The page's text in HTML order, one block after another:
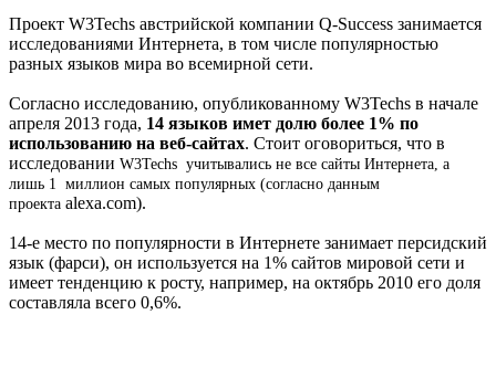
Проект W3Techs австрийской компании Q-Success занимается
исследованиями Интернета, в том числе популярностью
разных языков мира во всемирной сети.
Согласно исследованию, опубликованному W3Techs в начале
апреля 2013 года, 14 языков имет долю более 1% по
использованию на веб-сайтах. Стоит оговориться, что в
исследовании W3Techs учитывались не все сайты Интернета, а
лишь 1 миллион самых популярных (согласно данным
проекта alexa.com).
14-е место по популярности в Интернете занимает персидский
язык (фарси), он используется на 1% сайтов мировой сети и
имеет тенденцию к росту, например, на октябрь 2010 его доля
составляла всего 0,6%.